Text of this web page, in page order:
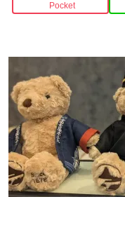
Pocket